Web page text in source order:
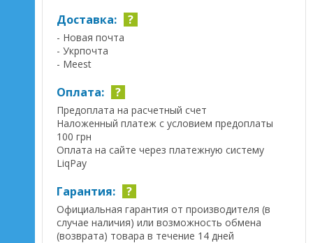
Доставка: ?
- Новая почта
- Укрпочта
- Meest
Оплата: ?
Предоплата на расчетный счет
Наложенный платеж с условием предоплаты
100 грн
Оплата на сайте через платежную систему
LiqPay
Гарантия: ?
Официальная гарантия от производителя (в
случае наличия) или возможность обмена
(возврата) товара в течение 14 дней